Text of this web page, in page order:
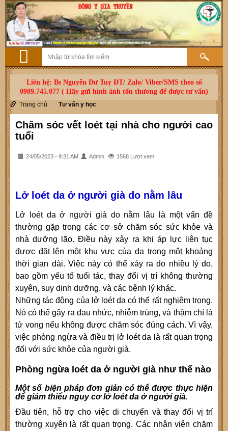
Liên hệ: Bs Nguyễn Dư Tuy ĐT/ Zalo/ Viber/SMS theo số
0989.745.077 ( Hãy gửi hình ảnh tổn thương để được tư vấn)
Trang chủ Tư vấn y học
Chăm sóc vết loét tại nhà cho người cao
tuổi
24/05/2023 - 9:31 AM Admin 1568 Lượt xem
Lở loét da ở người già do nằm lâu
Lở loét da ở người già do nằm lâu
là một vấn đề
thường gặp trong các cơ sở chăm sóc sức khỏe và
nhà dưỡng lão. Điều này xảy ra khi áp lực liên tục
được đặt lên một khu vực của da trong một khoảng
thời gian dài. Việc này có thể xảy ra do nhiều lý do,
bao gồm yếu tố tuổi tác, thay đổi vị trí không thường
xuyên, suy dinh dưỡng, và các bệnh lý khác.
Những tác động của lở loét da có thể rất nghiêm trọng.
Nó có thể gây ra đau nhức, nhiễm trùng, và thậm chí là
tử vong nếu không được chăm sóc đúng cách. Vì vậy,
việc phòng ngừa và điều trị lở loét da là rất quan trọng
đối với sức khỏe của người già.
Phòng ngừa loét da ở người già như thế nào
Một số biện pháp đơn giản có thể được thực hiện
để giảm thiểu nguy cơ lở loét da ở người già.
Đầu tiên, hỗ trợ cho việc di chuyển và thay đổi vị trí
thường xuyên là rất quan trọng. Các nhân viên chăm